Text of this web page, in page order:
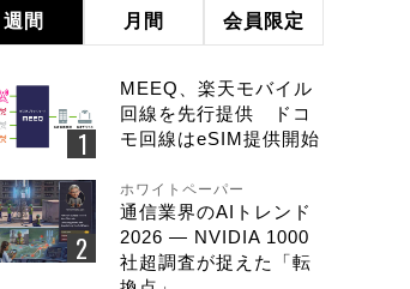
週間 月間 会員限定
MEEQ、楽天モバイル
回線を先行提供 ドコ
モ回線はeSIM提供開始
ホワイトペーパー
通信業界のAIトレンド
2026 ― NVIDIA 1000
社超調査が捉えた「転